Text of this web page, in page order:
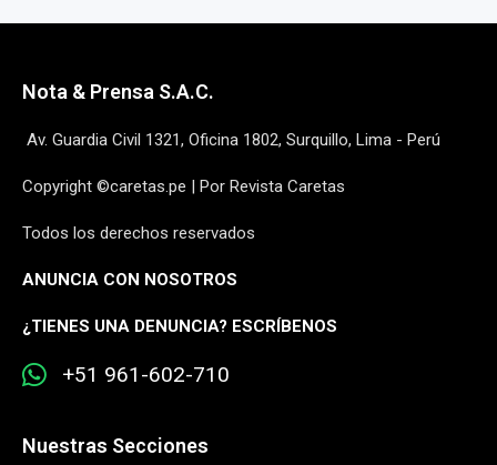
Nota & Prensa S.A.C.
Av. Guardia Civil 1321, Oficina 1802, Surquillo, Lima - Perú
Copyright ©caretas.pe | Por Revista Caretas
Todos los derechos reservados
ANUNCIA CON NOSOTROS
¿TIENES UNA DENUNCIA? ESCRÍBENOS
+51 961-602-710
Nuestras Secciones